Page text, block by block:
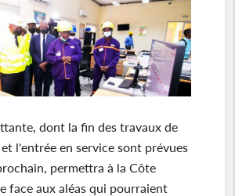
dont la fin des travaux de
l'entrée en service sont prévues
permettra à la Côte
face aux aléas qui pourraient